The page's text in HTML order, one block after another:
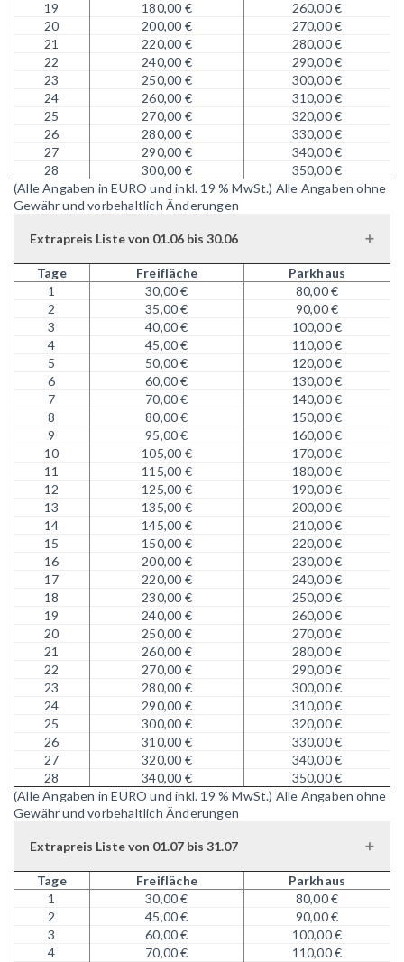
19 180,00 €
260,00 €
20
200,00 €
270,00 €
21
220,00 €
280,00 €
22
240,00 €
290,00 €
23
250,00 €
300,00 €
24
260,00 €
310,00 €
25
270,00 €
320,00 €
26
280,00 €
330,00 €
27
290,00 €
340,00 €
28
300,00 €
350,00 €
(Alle Angaben in EURO und inkl. 19 % MwSt.) Alle Angaben ohne
Gewähr und vorbehaltlich Änderungen
Extrapreis Liste von 01.06 bis 30.06
Tage Freifläche
Parkhaus
1
30,00 €
80,00 €
2
35,00 €
90,00 €
3
40,00 €
100,00 €
4
45,00 €
110,00 €
5
50,00 €
120,00 €
6
60,00 €
130,00 €
7
70,00 €
140,00 €
8
80,00 €
150,00 €
9
95,00 €
160,00 €
10
105,00 €
170,00 €
11
115,00 €
180,00 €
12
125,00 €
190,00 €
13
135,00 €
200,00 €
14
145,00 €
210,00 €
15
150,00 €
220,00 €
16
200,00 €
230,00 €
17
220,00 €
240,00 €
18
230,00 €
250,00 €
19
240,00 €
260,00 €
20
250,00 €
270,00 €
21
260,00 €
280,00 €
22
270,00 €
290,00 €
23
280,00 €
300,00 €
24
290,00 €
310,00 €
25
300,00 €
320,00 €
26
310,00 €
330,00 €
27
320,00 €
340,00 €
28
340,00 €
350,00 €
(Alle Angaben in EURO und inkl. 19 % MwSt.) Alle Angaben ohne
Gewähr und vorbehaltlich Änderungen
Extrapreis Liste von 01.07 bis 31.07
Tage Freifläche
Parkhaus
1
30,00 €
80,00 €
2
45,00 €
90,00 €
3
60,00 €
100,00 €
4
70,00 €
110,00 €